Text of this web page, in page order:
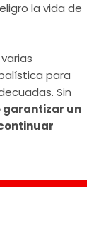
la vida de
para
Sin
garantizar un